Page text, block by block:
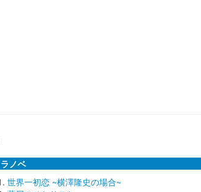
ラノベ
世界一初恋 ~横澤隆史の場合~